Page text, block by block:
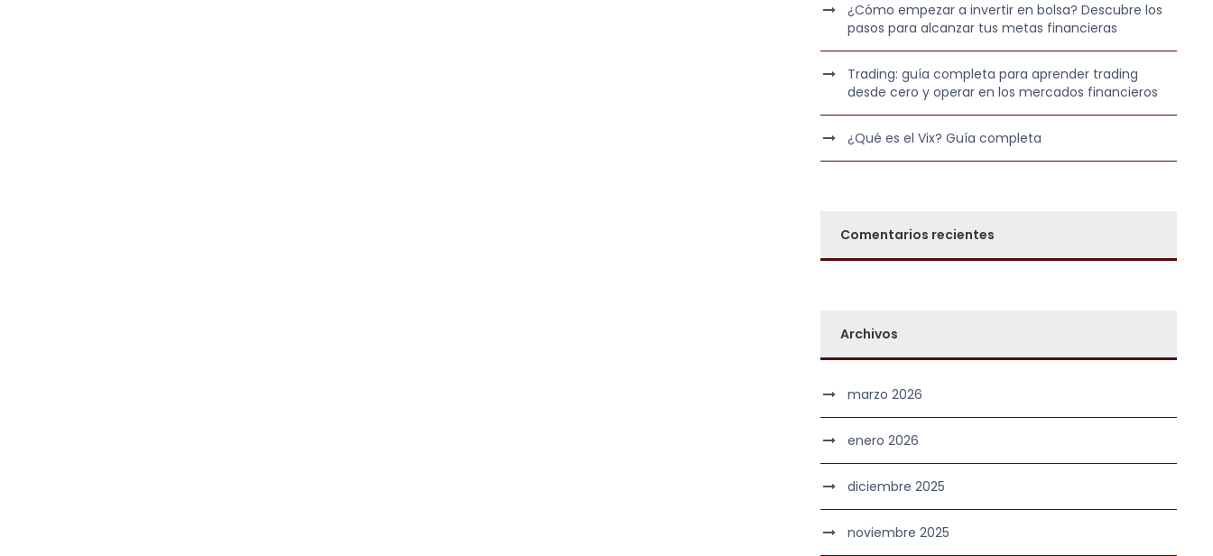
¿Cómo empezar a invertir en bolsa? Descubre los
pasos para alcanzar tus metas financieras
Trading: guía completa para aprender trading
desde cero y operar en los mercados financieros
¿Qué es el Vix? Guía completa
Comentarios recientes
Archivos
marzo 2026
enero 2026
diciembre 2025
noviembre 2025